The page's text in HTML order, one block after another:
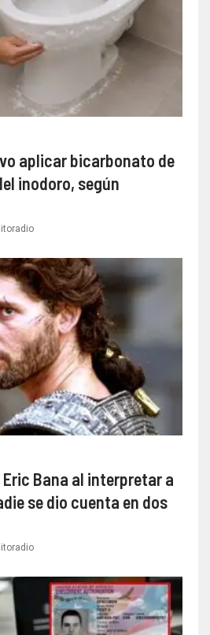
aplicar bicarbonato de
inodoro, según
Bana al interpretar a
se dio cuenta en dos